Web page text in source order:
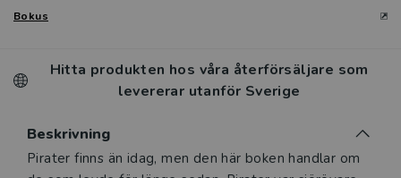
Bokus
Hitta produkten hos våra återförsäljare som
levererar utanför Sverige
Beskrivning
Beskrivning
Pirater finns än idag, men den här boken handlar om